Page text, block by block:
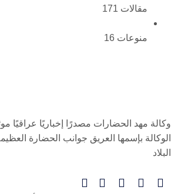
مقالات 171
منوعات 16
وكالة مهد الحضارات مصدرًا إخباريًا عراقيًا
الوكالة بإسمها العريق جوانب الحضارة
البلاد